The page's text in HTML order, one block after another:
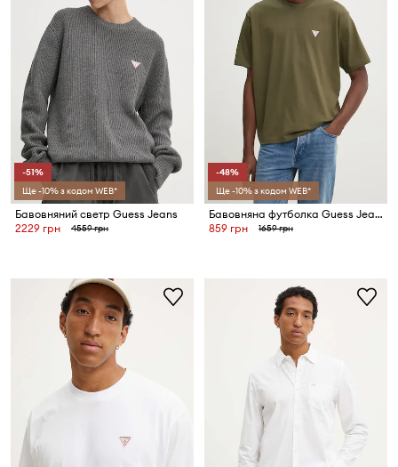
-51%
Ще -10% з кодом WEB*
Бавовняний светр Guess Jeans
2229 грн
4559 грн
-48%
Ще -10% з кодом WEB*
Бавовняна футболка Guess Jeans
859 грн
1659 грн